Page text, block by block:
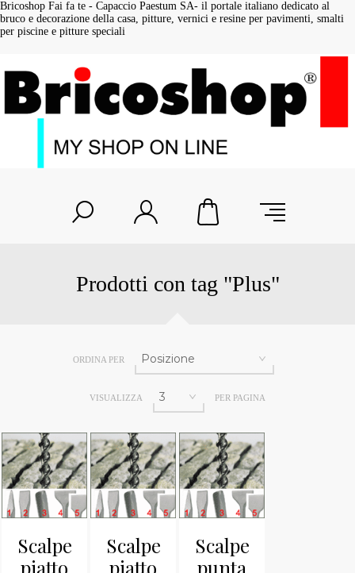
Bricoshop Fai fa te - Capaccio Paestum SA- il portale italiano dedicato al
bruco e decorazione della casa, pitture, vernici e resine per pavimenti, smalti
per piscine e pitture speciali
Prodotti con tag "Plus"
ORDINA PER
VISUALIZZA PER PAGINA
Scalpello
piatto
Scalpello
piatto
Scalpello
punta